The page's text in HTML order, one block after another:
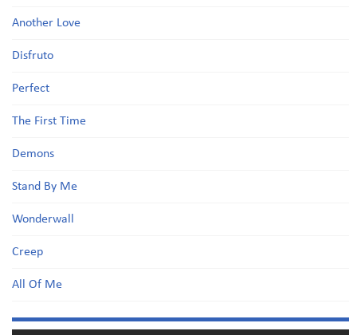
Another Love
Disfruto
Perfect
The First Time
Demons
Stand By Me
Wonderwall
Creep
All Of Me